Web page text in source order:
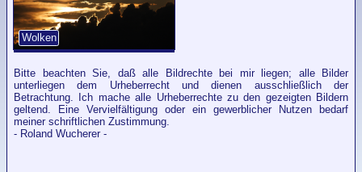
Wolken
Bitte beachten Sie, daß alle Bildrechte bei mir liegen; alle Bilder
unterliegen dem Urheberrecht und dienen ausschließlich der
Betrachtung. Ich mache alle Urheberrechte zu den gezeigten Bildern
geltend. Eine Vervielfältigung oder ein gewerblicher Nutzen bedarf
meiner schriftlichen Zustimmung.
- Roland Wucherer -